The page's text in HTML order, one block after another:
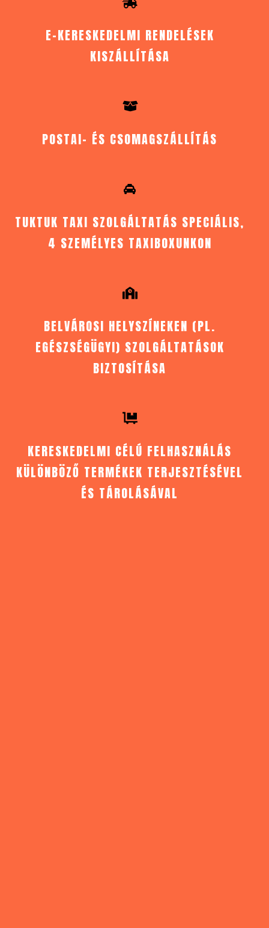
E-KERESKEDELMI RENDELÉSEK
KISZÁLLÍTÁSA
POSTAI- ÉS CSOMAGSZÁLLÍTÁS
TUKTUK TAXI SZOLGÁLTATÁS SPECIÁLIS,
4 SZEMÉLYES TAXIBOXUNKON
BELVÁROSI HELYSZÍNEKEN (PL.
EGÉSZSÉGÜGYI) SZOLGÁLTATÁSOK
BIZTOSÍTÁSA
KERESKEDELMI CÉLÚ FELHASZNÁLÁS
KÜLÖNBÖZŐ TERMÉKEK TERJESZTÉSÉVEL
ÉS TÁROLÁSÁVAL